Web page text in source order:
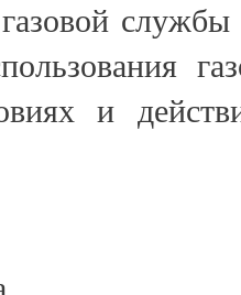
службы
и